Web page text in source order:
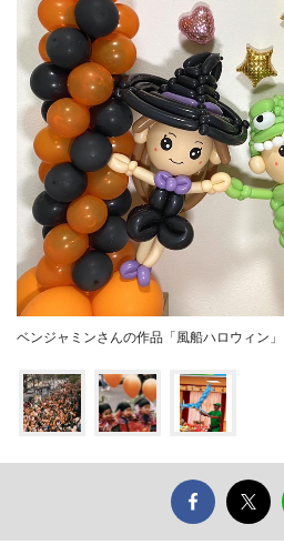
ベンジャミンさんの作品「風船ハロウィン」